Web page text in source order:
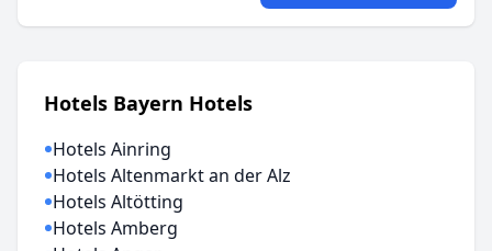
Hotels Bayern Hotels
Hotels Ainring
Hotels Altenmarkt an der Alz
Hotels Altötting
Hotels Amberg